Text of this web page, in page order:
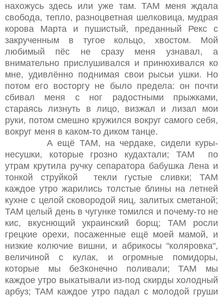
нахожусь здесь или уже там. ТАМ меня ждала
свобода, тепло, разноцветная шелковица, мудрая
корова Марта и пушистый, преданный Рекс с
закрученным в тугое кольцо, хвостом. Мой
любимый пёс не сразу меня узнавал, а
внимательно прислушивался и принюхивался ко
мне, удивлённо поднимая свои рысьи ушки. Но
потом его восторгу не было предела: он почти
сбивал меня с ног радостными прыжками,
стараясь лизнуть в лицо, визжал и лизал мои
руки, потом смешно кружился вокруг самого себя,
вокруг меня в каком-то диком танце.
А ещё ТАМ, на чердаке, сидели куры-
несушки, которые грозно кудахтали; ТАМ по
утрам крутила ручку сепаратора бабушка Лена и
тонкой струйкой текли густые сливки; ТАМ
каждое утро жарились толстые блины на летней
кухне с целой сковородой яиц, залитых сметаной;
ТАМ целый день в чугунке томился и почему-то не
кис, вкуснющий украинский борщ; ТАМ росли
грецкие орехи, посаженные ещё моей мамой, и
низкие колючие вишни, и абрикосы "коляровка",
величиной с кулак, и огромные помидоры,
которые мы беЗконечно поливали; ТАМ мы
каждое утро выкатывали из-под скирды холодный
арбуз; ТАМ каждое утро падал с молодой груши